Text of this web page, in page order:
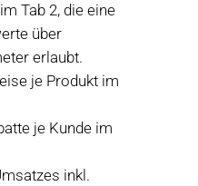
Tab 2, die eine
über
erlaubt.
je Produkt im
je Kunde im
inkl.